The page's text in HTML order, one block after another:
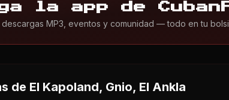
la app de
descargas MP3, eventos y comunidad — todo en tu
de El Kapoland, Gnio, El Ankla